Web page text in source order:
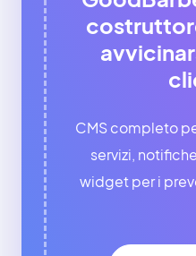
CMS completo
servizi,
widget per i